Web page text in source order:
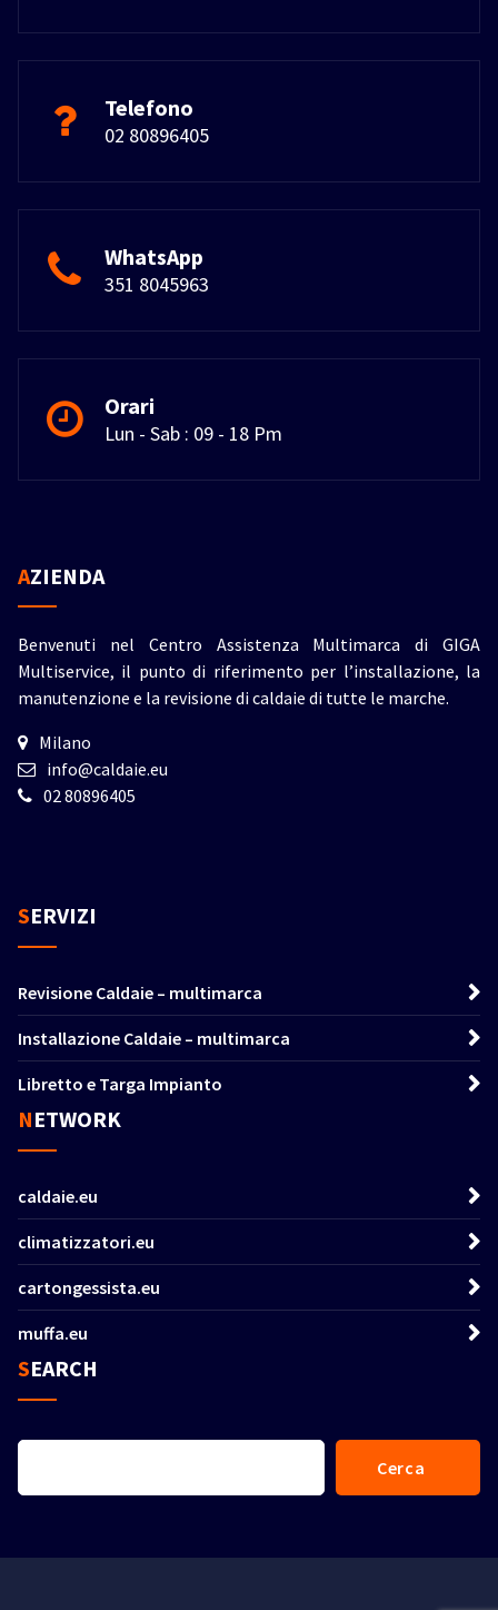
Telefono
02 80896405
WhatsApp
351 8045963
Orari
Lun - Sab : 09 - 18 Pm
AZIENDA
Benvenuti nel Centro Assistenza Multimarca di GIGA
Multiservice, il punto di riferimento per l’installazione, la
manutenzione e la revisione di caldaie di tutte le marche.
Milano
info@caldaie.eu
02 80896405
SERVIZI
Revisione Caldaie – multimarca
Installazione Caldaie – multimarca
Libretto e Targa Impianto
NETWORK
caldaie.eu
climatizzatori.eu
cartongessista.eu
muffa.eu
SEARCH
Cerca